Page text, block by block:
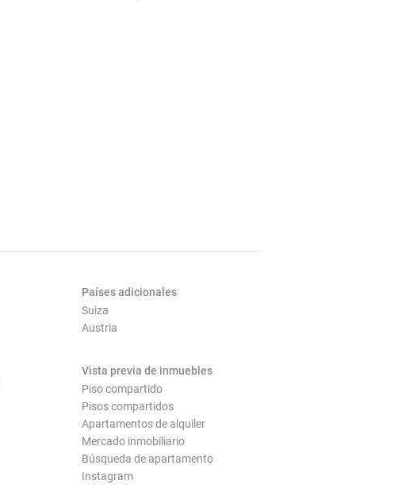
Países adicionales
Suiza
Austria
Vista previa de inmuebles
Piso compartido
Pisos compartidos
Apartamentos de alquiler
Mercado inmobiliario
Búsqueda de apartamento
Instagram